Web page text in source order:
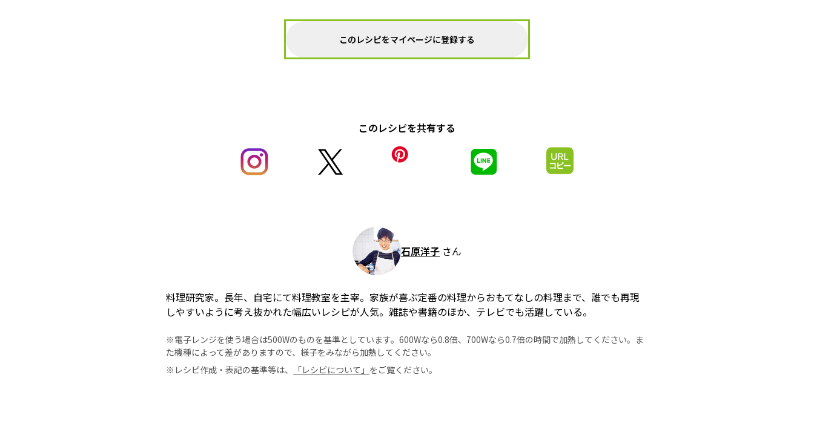
このレシピをマイページに登録する
このレシピを共有する
石原洋子 さん
料理研究家。長年、自宅にて料理教室を主宰。家族が喜ぶ定番の料理からおもてなしの料理まで、誰でも再現
しやすいように考え抜かれた幅広いレシピが人気。雑誌や書籍のほか、テレビでも活躍している。
※電子レンジを使う場合は500Wのものを基準としています。600Wなら0.8倍、700Wなら0.7倍の時間で加熱してください。ま
た機種によって差がありますので、様子をみながら加熱してください。
※レシピ作成・表記の基準等は、
「レシピについて」 をご覧ください。